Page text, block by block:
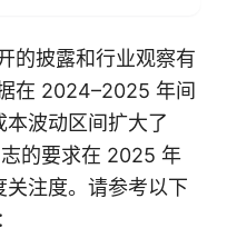
的披露和行业观察有
在 2024–2025 年间
波动区间扩大了
的要求在 2025 年
注度。请参考以下